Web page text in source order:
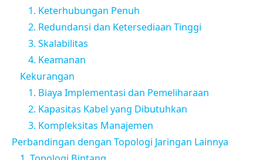
1. Keterhubungan Penuh
2. Redundansi dan Ketersediaan Tinggi
3. Skalabilitas
4. Keamanan
Kekurangan
1. Biaya Implementasi dan Pemeliharaan
2. Kapasitas Kabel yang Dibutuhkan
3. Kompleksitas Manajemen
Perbandingan dengan Topologi Jaringan Lainnya